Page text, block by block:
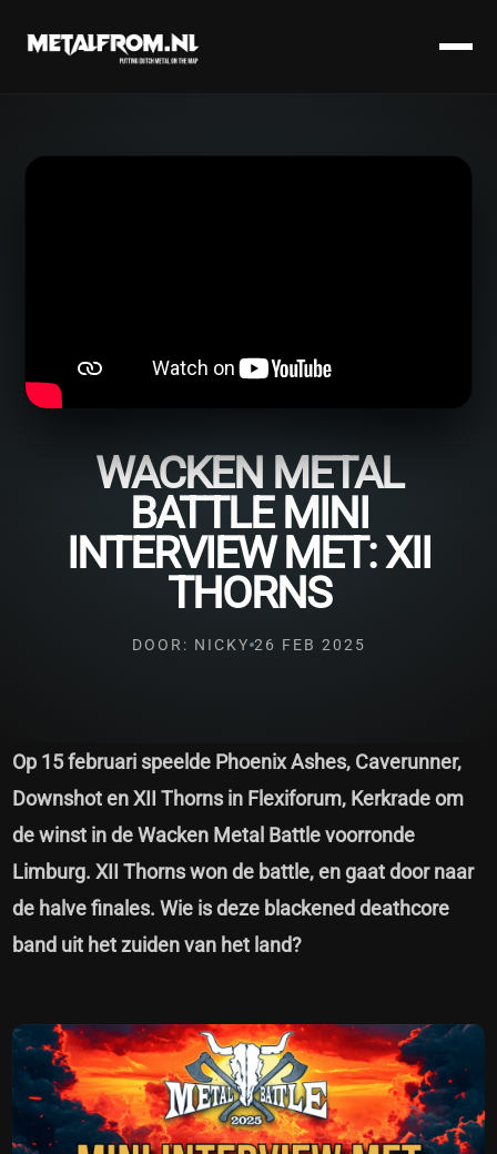
WACKEN METAL
BATTLE MINI
INTERVIEW MET: XII
THORNS
DOOR: NICKY 26 FEB 2025
Op 15 februari speelde Phoenix Ashes, Caverunner,
Downshot en XII Thorns in Flexiforum, Kerkrade om
de winst in de Wacken Metal Battle voorronde
Limburg. XII Thorns won de battle, en gaat door naar
de halve finales. Wie is deze blackened deathcore
band uit het zuiden van het land?